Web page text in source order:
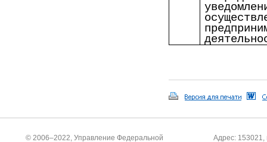
© 2006–2022, Управление Федеральной Адрес: 153021,